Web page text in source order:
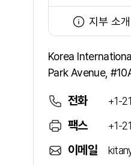
지부 소개
Korea
Park Avenue,
전화 +1-
팩스 +1-
이메일